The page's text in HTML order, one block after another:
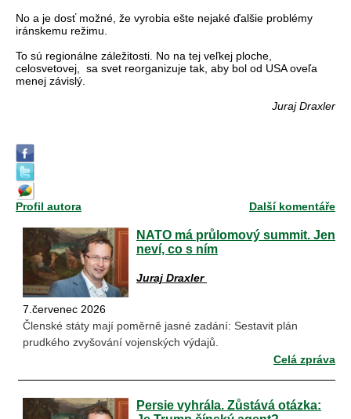
No a je dosť možné, že vyrobia ešte nejaké ďalšie problémy
iránskemu režimu.
To sú regionálne záležitosti. No na tej veľkej ploche,
celosvetovej, sa svet reorganizuje tak, aby bol od USA oveľa
menej závislý.
Juraj Draxler
Profil autora Další komentáře
NATO má průlomový summit. Jen
neví, co s ním
Juraj Draxler
7.červenec 2026
Členské státy mají poměrně jasné zadání: Sestavit plán
prudkého zvyšování vojenských výdajů.
Celá zpráva
Persie vyhrála. Zůstává otázka: